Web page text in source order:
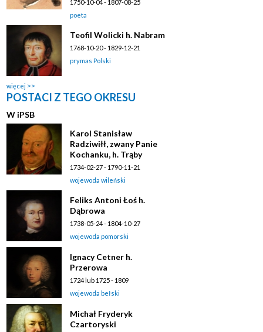
1750-10-04 - 1807-08-25
poeta
Teofil Wolicki h. Nabram
1768-10-20 - 1829-12-21
prymas Polski
więcej
POSTACI Z TEGO OKRESU
W iPSB
Karol Stanisław
Radziwiłł, zwany Panie
Kochanku, h. Trąby
1734-02-27 - 1790-11-21
wojewoda wileński
Feliks Antoni Łoś h.
Dąbrowa
1738-05-24 - 1804-10-27
wojewoda pomorski
Ignacy Cetner h.
Przerowa
1724 lub 1725 - 1809
wojewoda bełski
Michał Fryderyk
Czartoryski